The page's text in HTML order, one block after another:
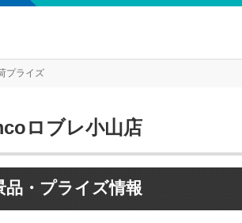
プライズ
ロブレ小山店
品・プライズ情報